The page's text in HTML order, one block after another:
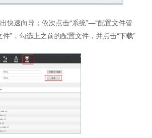
快速向导；依次点击“系统”—“配置文件管
”，勾选上之前的配置文件，并点击“下载”